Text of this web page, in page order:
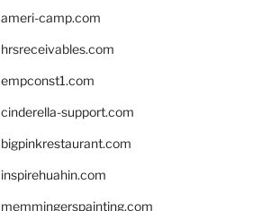
ameri-camp.com
hrsreceivables.com
empconst1.com
cinderella-support.com
bigpinkrestaurant.com
inspirehuahin.com
memmingerspainting.com